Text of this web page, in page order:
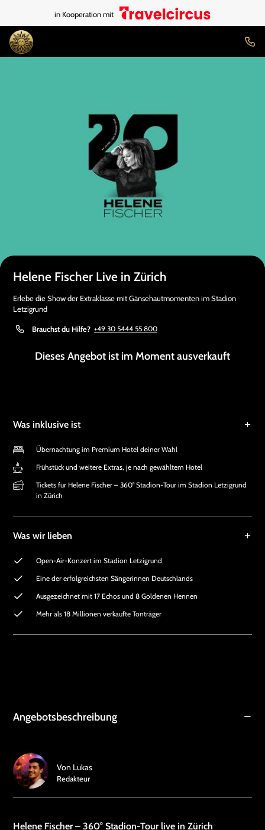
in Kooperation mit
Helene Fischer Live in Zürich
Erlebe die Show der Extraklasse mit Gänsehautmomenten im Stadion
Letzigrund
Brauchst du Hilfe? +49 30 5444 55 800
Dieses Angebot ist im Moment ausverkauft
Was inklusive ist
Übernachtung im Premium Hotel deiner Wahl
Frühstück und weitere Extras, je nach gewähltem Hotel
Tickets für Helene Fischer – 360° Stadion-Tour im Stadion Letzigrund
in Zürich
Was wir lieben
Open-Air-Konzert im Stadion Letzigrund
Eine der erfolgreichsten Sängerinnen Deutschlands
Ausgezeichnet mit 17 Echos und 8 Goldenen Hennen
Mehr als 18 Millionen verkaufte Tonträger
Angebotsbeschreibung
Helene Fischer – 360° Stadion-Tour live in Zürich
Von Lukas
Redakteur